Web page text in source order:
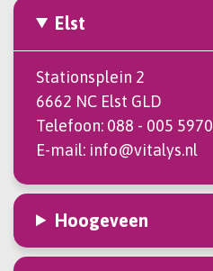
Elst
Stationsplein 2
6662 NC Elst GLD
Telefoon: 088 - 005 5970
E-mail: info@vitalys.nl
Hoogeveen